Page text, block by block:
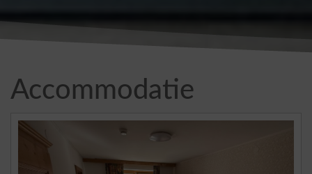
Accommodatie